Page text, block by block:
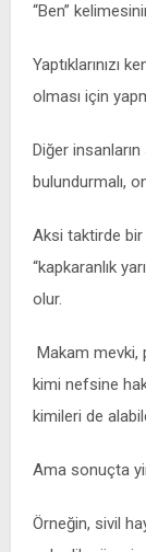
“Ben”
Yaptıklarınızı
olması için
Diğer
bulundurmalı,
Aksi taktirde bir
“kapkaranlık
olur.
Makam mevki,
kimi nefsine
kimileri de
Ama sonuçta
Örneğin, sivil